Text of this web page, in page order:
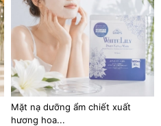
Mặt nạ dưỡng ẩm chiết xuất
hương hoa...